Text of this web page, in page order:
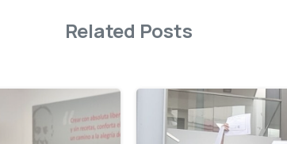
Related Posts
-